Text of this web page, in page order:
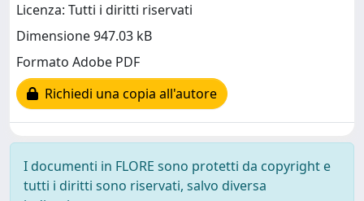
Licenza: Tutti i diritti riservati
Dimensione 947.03 kB
Formato Adobe PDF
Richiedi una copia all'autore
I documenti in FLORE sono protetti da copyright e
tutti i diritti sono riservati, salvo diversa